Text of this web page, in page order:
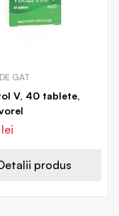
GAT
V, 40 tablete,
lei
produs